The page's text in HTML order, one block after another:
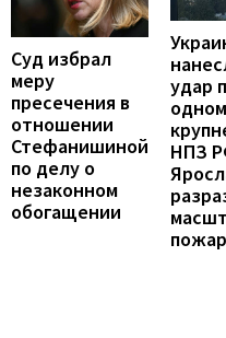
Суд избрал
меру
пресечения в
отношении
Стефанишиной
по делу о
незаконном
обогащении
удар
НПЗ
пожар